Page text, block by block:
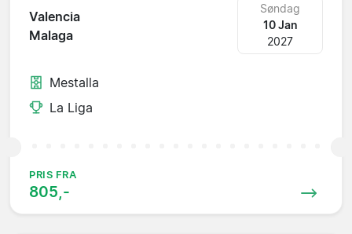
Valencia
Malaga
Søndag
10 Jan
2027
Mestalla
La Liga
PRIS FRA
805,-